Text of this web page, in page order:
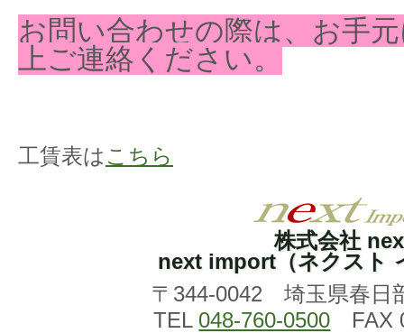
お問い合わせの際は、お手
上ご連絡ください。
工賃表は こちら
株式会社
next import（ネクスト
〒344-0042 埼玉県春日
TEL 048-760-0500 FAX